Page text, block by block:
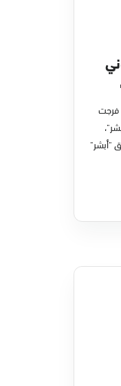
فرجت
"أبشر"